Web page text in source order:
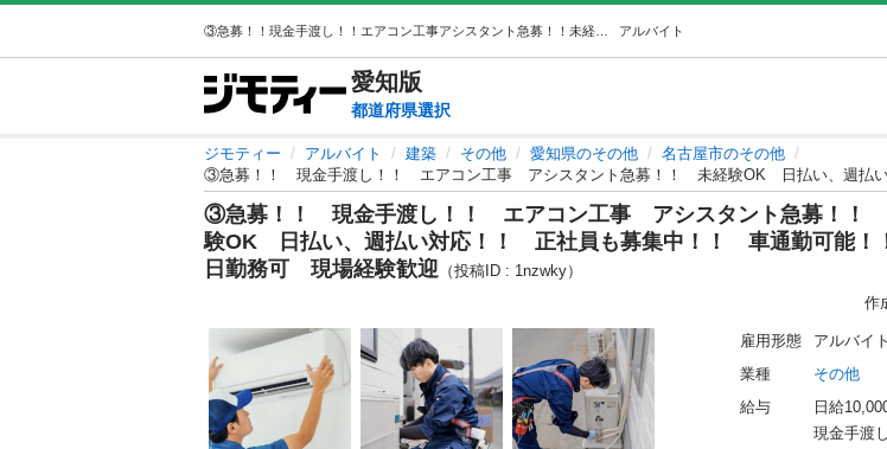
アルバイト
愛知版
都道府県選択
ジモティー アルバイト 建築 その他 愛知県のその他
名古屋市のその他
③急募！！ 現金手渡し！！ エアコン工事 アシスタント急募！！
験OK 日払い、週払い対応！！ 正社員も募集中！！ 車通勤可能
日勤務可 現場経験歓迎 （投稿ID : 1nzwky）
作
雇用形態
アルバイ
業種
その他
給与
日給
現金手渡し